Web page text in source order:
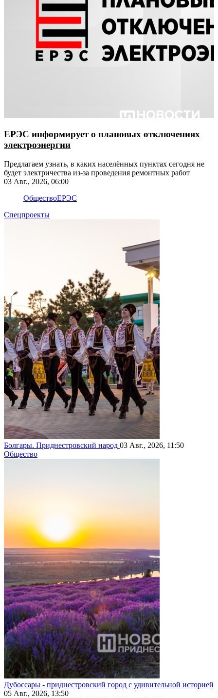
ЕРЭС информирует о плановых отключениях
электроэнергии
​​​​​​​Предлагаем узнать, в каких населённых пунктах сегодня не
будет электричества из-за проведения ремонтных работ
03 Авг., 2026, 06:00
ОбществоЕРЭС
Спецпроекты
Болгары. Приднестровский народ 03 Авг., 2026, 11:50
Общество
Дубоссары - приднестровский город с удивительной историей
05 Авг., 2026, 13:50